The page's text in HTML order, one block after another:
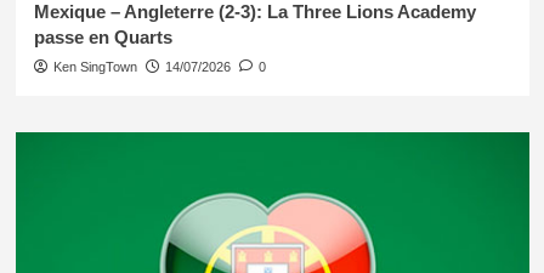
Mexique – Angleterre (2-3): La Three Lions Academy
passe en Quarts
Ken SingTown 14/07/2026 0